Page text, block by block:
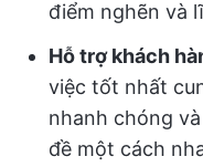
điểm nghẽn và
Hỗ trợ khách
việc tốt nhất
nhanh chóng
đề một cách